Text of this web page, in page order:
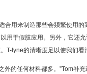
用来制造那些会频繁使用的
用于假肢应用。另外，它还
T-lyne的清晰度足以使我们看
的任何材料都多。”Tom补